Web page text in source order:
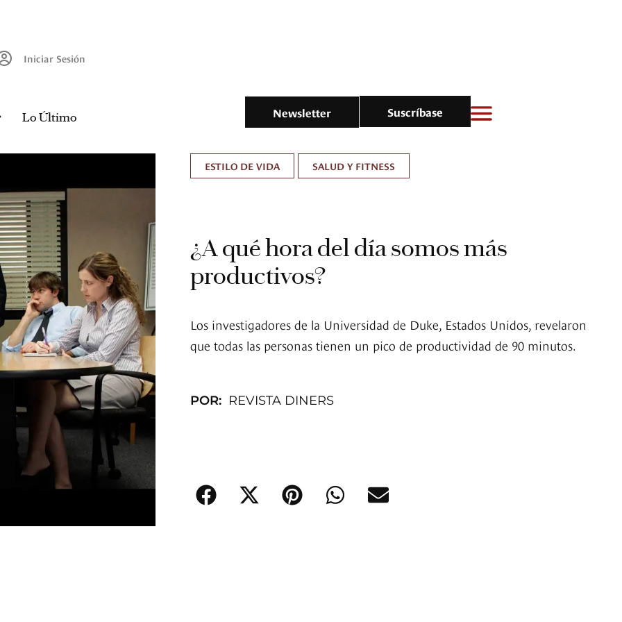
Iniciar Sesión
Lo Último Newsletter Suscríbase
ESTILO DE VIDA SALUD Y FITNESS
¿A qué hora del día somos más
productivos?
Los investigadores de la Universidad de Duke, Estados Unidos, revelaron
que todas las personas tienen un pico de productividad de 90 minutos.
POR: REVISTA DINERS